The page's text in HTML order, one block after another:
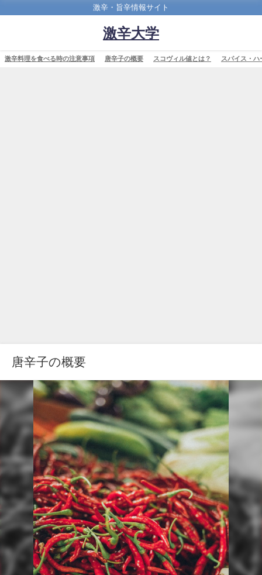
激辛・旨辛情報サイト
激辛大学
激辛料理を食べる時の注意事項 唐辛子の概要 スコヴィル値とは？ スパイス・ハ
唐辛子の概要